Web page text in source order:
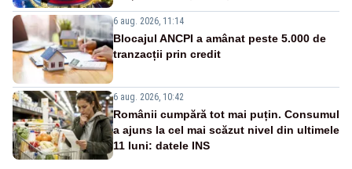
6 aug. 2026, 11:14
Blocajul ANCPI a amânat peste 5.000 de
tranzacții prin credit
6 aug. 2026, 10:42
Românii cumpără tot mai puțin. Consumul
a ajuns la cel mai scăzut nivel din ultimele
11 luni: datele INS